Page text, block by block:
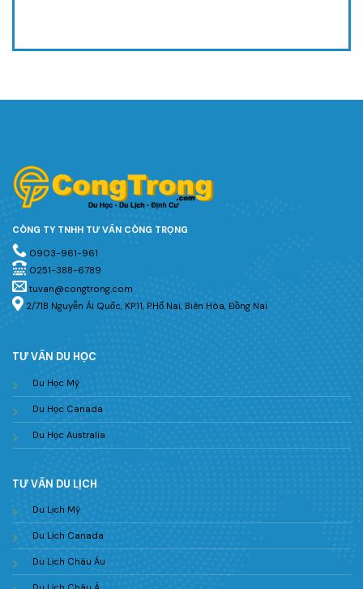
CÔNG TY TNHH TƯ VẤN CÔNG TRỌNG
0903-961-961
0251-388-6789
tuvan@congtrong.com
2/71B Nguyễn Ái Quốc, KP.11, P.Hố Nai, Biên Hòa, Đồng Nai
TƯ VẤN DU HỌC
Du Học Mỹ
Du Học Canada
Du Học Australia
TƯ VẤN DU LỊCH
Du Lịch Mỹ
Du Lịch Canada
Du Lịch Châu Âu